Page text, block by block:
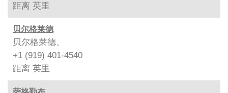
距离 英里
贝尔格莱德
贝尔格莱德、
+1 (919) 401-4540
距离 英里